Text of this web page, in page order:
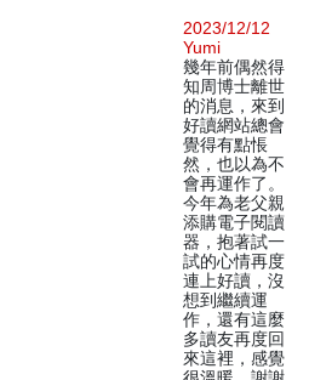
2023/12/12
Yumi
幾年前偶然得
知周博士離世
的消息，來到
好讀網站總會
覺得有點悵
然，也以為不
會再運作了。
今年為老父親
添購電子閱讀
器，抱著試一
試的心情再度
連上好讀，沒
想到繼續運
作，還有這麼
多讀友再度回
來這裡，感覺